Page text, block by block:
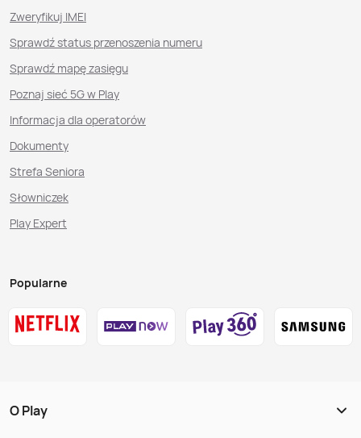
Zweryfikuj IMEI
Sprawdź status przenoszenia numeru
Sprawdź mapę zasięgu
Poznaj sieć 5G w Play
Informacja dla operatorów
Dokumenty
Strefa Seniora
Słowniczek
Play Expert
Popularne
O Play